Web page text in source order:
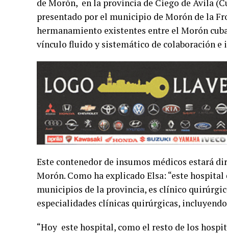
de Morón, en la provincia de Ciego de Ávila
presentado por el municipio de Morón de la
hermanamiento existentes entre el Morón
vínculo fluido y sistemático de colaboración e
Este contenedor de insumos médicos estará
Morón. Como ha explicado Elsa: “este
municipios de la provincia, es clínico
especialidades clínicas quirúrgicas,
“Hoy este hospital, como el resto de los